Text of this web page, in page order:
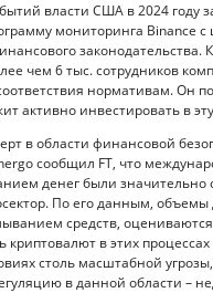
власти США в 2024 году
мониторинга Binance с
законодательства.
чем 6 тыс. сотрудников
нормативам. Он
активно инвестировать в
в области финансовой
сообщил FT, что
денег были значительно
По его данным,
средств,
криптовалют в этих процессах
столь масштабной
в данной области –